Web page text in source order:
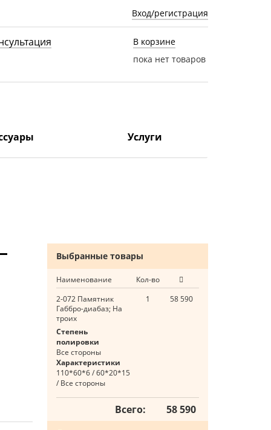
Вход/регистрация
В корзине
пока нет товаров
Услуги
Выбранные товары
Наименование
Кол-во
2-072 Памятник
Габбро-диабаз; На
троих
1 58 590
Степень
полировки
Все стороны
Характеристики
110*60*6 / 60*20*15
/ Все стороны
Всего: 58 590